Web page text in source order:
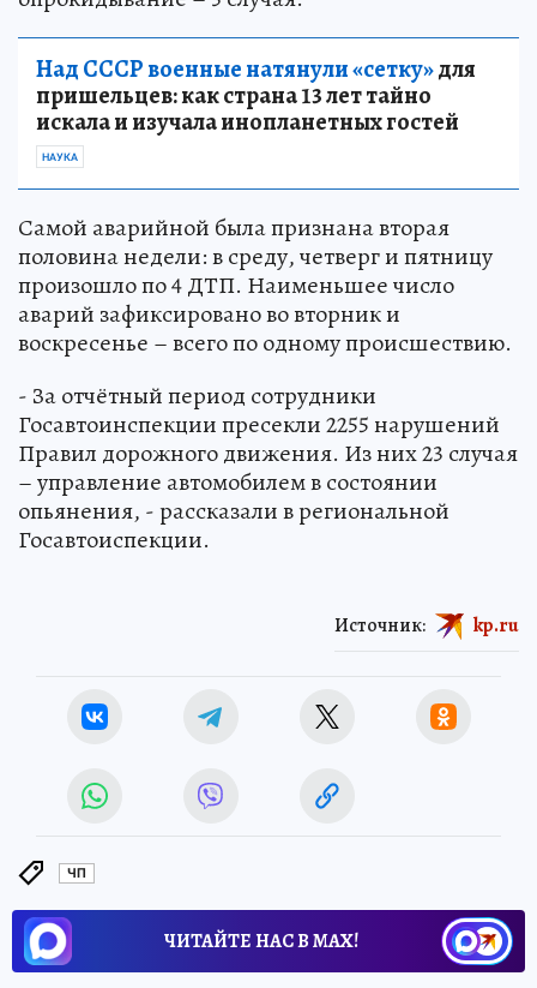
Над СССР военные натянули «сетку»для
пришельцев: как страна 13 лет тайно
искала и изучала инопланетных гостей
НАУКА
Самой аварийной была признана вторая
половина недели: в среду, четверг и пятницу
произошло по 4 ДТП. Наименьшее число
аварий зафиксировано во вторник и
воскресенье – всего по одному происшествию.
- За отчётный период сотрудники
Госавтоинспекции пресекли 2255 нарушений
Правил дорожного движения. Из них 23 случая
– управление автомобилем в состоянии
опьянения, - рассказали в региональной
Госавтоиспекции.
Источник: kp.ru
ЧП
ЧИТАЙТЕ НАС В МАХ!